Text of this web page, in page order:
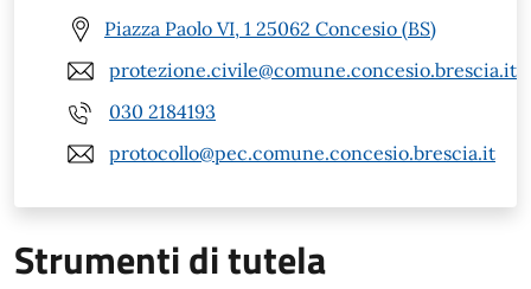
Piazza Paolo VI, 1 25062 Concesio (BS)
protezione.civile@comune.concesio.brescia.it
030 2184193
protocollo@pec.comune.concesio.brescia.it
Strumenti di tutela